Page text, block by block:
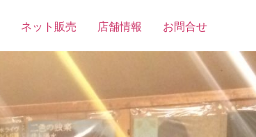
ネット販売 店舗情報 お問合せ